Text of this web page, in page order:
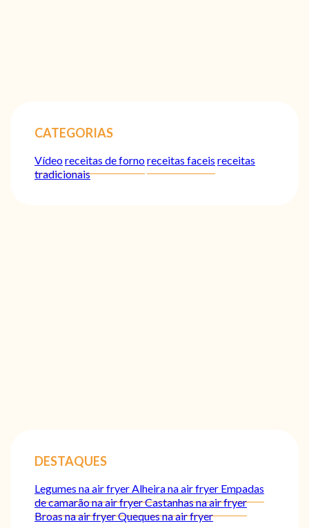
CATEGORIAS
Vídeoreceitas de fornoreceitas faceis receitas
tradicionais
DESTAQUES
Legumes na air fryerAlheira na air fryer Empadas
de camarão na air fryerCastanhas na air fryer
Broas na air fryerQueques na air fryer